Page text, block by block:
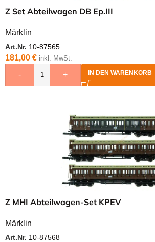
Z Set Abteilwagen DB Ep.III
Märklin
Art.Nr. 10-87565
181,00 € inkl. MwSt.
- + IN DEN WARENKORB
Z MHI Abteilwagen-Set KPEV
Märklin
Art.Nr. 10-87568